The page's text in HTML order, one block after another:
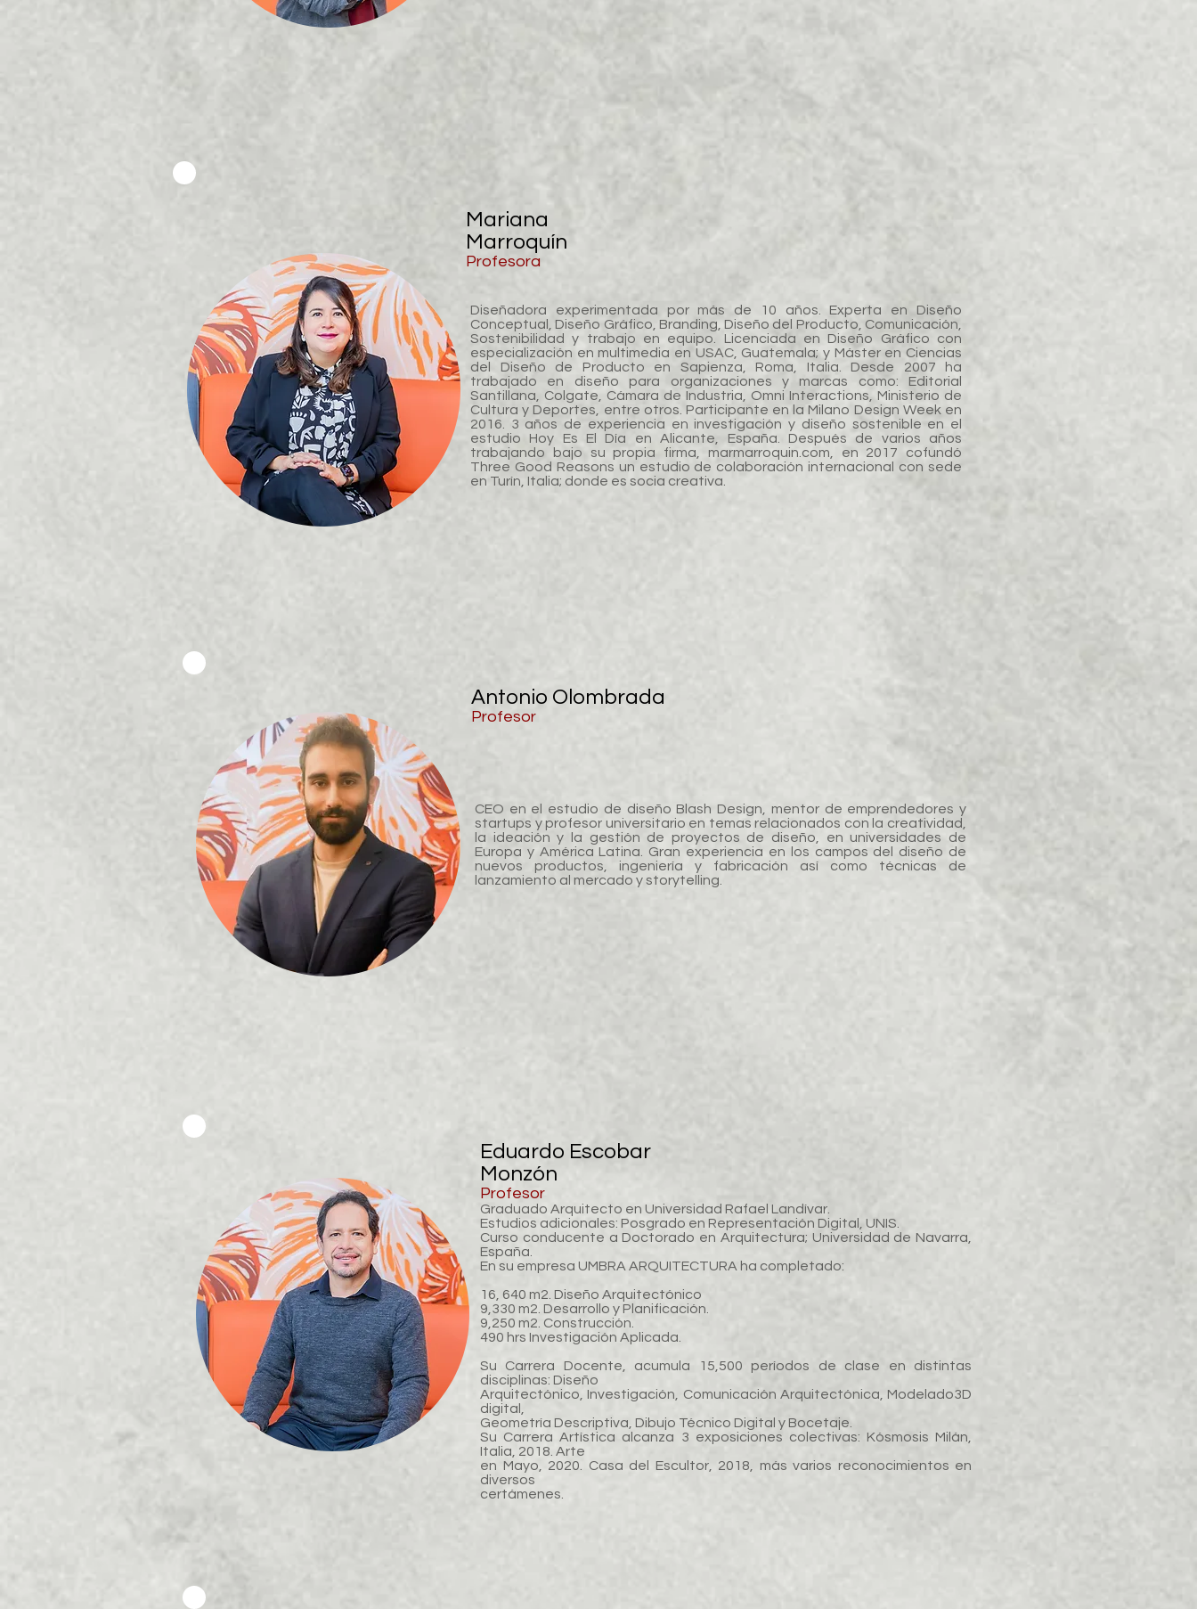
Mariana
Marroquín
Profesora
Diseñadora experimentada por más de 10 años. Experta en Diseño
Conceptual, Diseño Gráfico, Branding, Diseño del Producto, Comunicación,
Sostenibilidad y trabajo en equipo. Licenciada en Diseño Gráfico con
especialización en multimedia en USAC, Guatemala; y Máster en Ciencias
del Diseño de Producto en Sapienza, Roma, Italia. Desde 2007 ha
trabajado en diseño para organizaciones y marcas como: Editorial
Santillana, Colgate, Cámara de Industria, Omni Interactions, Ministerio de
Cultura y Deportes, entre otros. Participante en la Milano Design Week en
2016. 3 años de experiencia en investigación y diseño sostenible en el
estudio Hoy Es El Día en Alicante, España. Después de varios años
trabajando bajo su propia firma, marmarroquin.com, en 2017 cofundó
Three Good Reasons un estudio de colaboración internacional con sede
en Turín, Italia; donde es socia creativa.
Antonio Olombrada
Profesor
CEO en el estudio de diseño Blash Design, mentor de emprendedores y
startups y profesor universitario en temas relacionados con la creatividad,
la ideación y la gestión de proyectos de diseño, en universidades de
Europa y América Latina. Gran experiencia en los campos del diseño de
nuevos productos, ingeniería y fabricación así como técnicas de
lanzamiento al mercado y storytelling.
Eduardo Escobar
Monzón
Profesor
Graduado Arquitecto en Universidad Rafael Landívar.
Estudios adicionales: Posgrado en Representación Digital, UNIS.
Curso conducente a Doctorado en Arquitectura; Universidad de Navarra,
España.
En su empresa UMBRA ARQUITECTURA ha completado:
16, 640 m2. Diseño Arquitectónico
9,330 m2. Desarrollo y Planificación.
9,250 m2. Construcción.
490 hrs Investigación Aplicada.
Su Carrera Docente, acumula 15,500 períodos de clase en distintas
disciplinas: Diseño
Arquitectónico, Investigación, Comunicación Arquitectónica, Modelado3D
digital,
Geometría Descriptiva, Dibujo Técnico Digital y Bocetaje.
Su Carrera Artística alcanza 3 exposiciones colectivas: Kósmosis Milán,
Italia, 2018. Arte
en Mayo, 2020. Casa del Escultor, 2018, más varios reconocimientos en
diversos
certámenes.